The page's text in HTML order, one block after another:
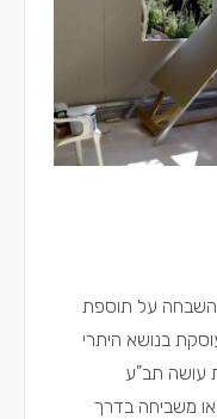
השבחה על תוספת
בנושא היתרי
עושה תב"ע
משביחה בדרך